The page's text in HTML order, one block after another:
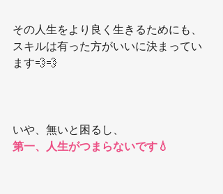
その人生をより良く生きるためにも、
スキルは有った方がいいに決まってい
ます💨💨
いや、無いと困るし、
第一、人生がつまらないです💧